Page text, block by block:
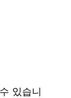
있습니